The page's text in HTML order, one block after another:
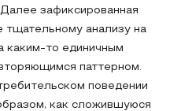
зафиксированная
тщательному анализу на
каким-то единичным
паттерном.
поведении
как сложившуюся